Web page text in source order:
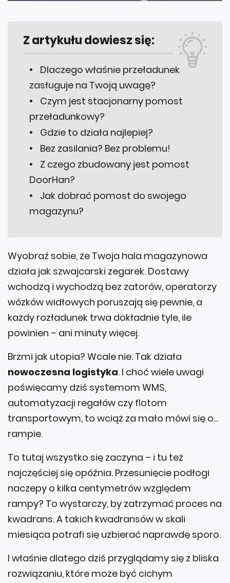
Dlaczego właśnie przeładunek
zasługuje na Twoją uwagę?
Czym jest stacjonarny pomost
przeładunkowy?
Gdzie to działa najlepiej?
Bez zasilania? Bez problemu!
Z czego zbudowany jest pomost
DoorHan?
Jak dobrać pomost do swojego
magazynu?
działa jak szwajcarski zegarek. Dostawy
wchodzą i wychodzą bez zatorów, operatorzy
wózków widłowych poruszają się pewnie, a
każdy rozładunek trwa dokładnie tyle, ile
powinien – ani minuty więcej.
Brzmi jak utopia? Wcale nie. Tak działa
nowoczesna logistyka . I choć wiele uwagi
poświęcamy dziś systemom WMS,
automatyzacji regałów czy flotom
transportowym, to wciąż za mało mówi się o...
rampie.
To tutaj wszystko się zaczyna – i tu też
najczęściej się opóźnia. Przesunięcie podłogi
naczepy o kilka centymetrów względem
rampy? To wystarczy, by zatrzymać proces na
kwadrans. A takich kwadransów w skali
miesiąca potrafi się uzbierać naprawdę sporo.
I właśnie dlatego dziś przyglądamy się z bliska
rozwiązaniu, które może być cichym
bohaterem Twojej logistyki: stacjonarnemu